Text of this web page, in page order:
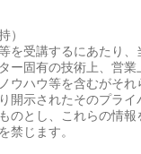
）
を受講するにあたり、
ー固有の技術上、営
ウハウ等を含むがそ
開示されたそのプライ
のとし、これらの情報
禁じます。